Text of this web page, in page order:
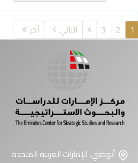
1
2
3
4 التالي آخر
أبوظبي، الإمارات العربية المتحدة